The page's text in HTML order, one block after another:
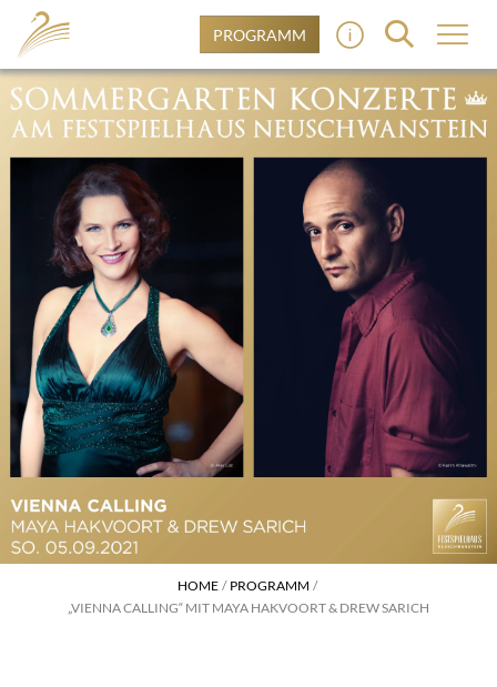
PROGRAMM
HOME
PROGRAMM
„VIENNA CALLING“ MIT MAYA HAKVOORT & DREW SARICH